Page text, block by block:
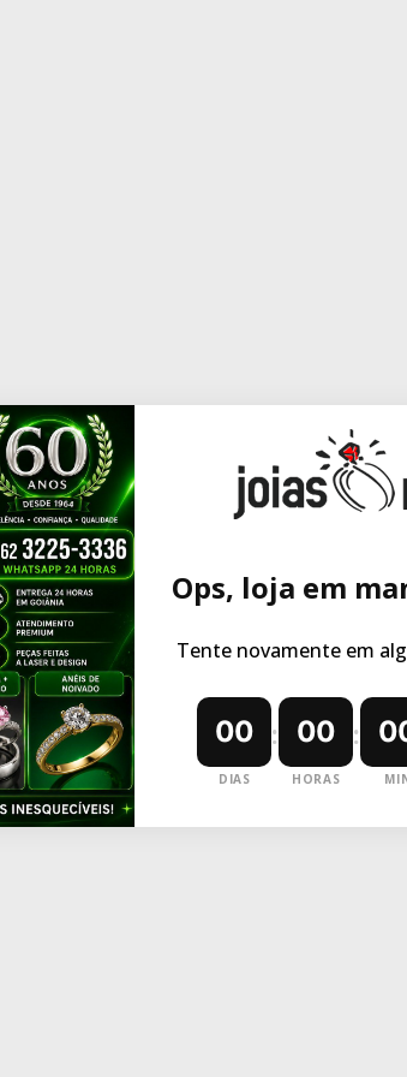
Ops, loja em
Tente novamente em
00
DIAS
: 00
HORAS
: